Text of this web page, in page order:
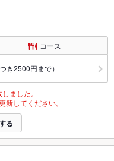
コース
き2500円まで）
ました。
してください。
る